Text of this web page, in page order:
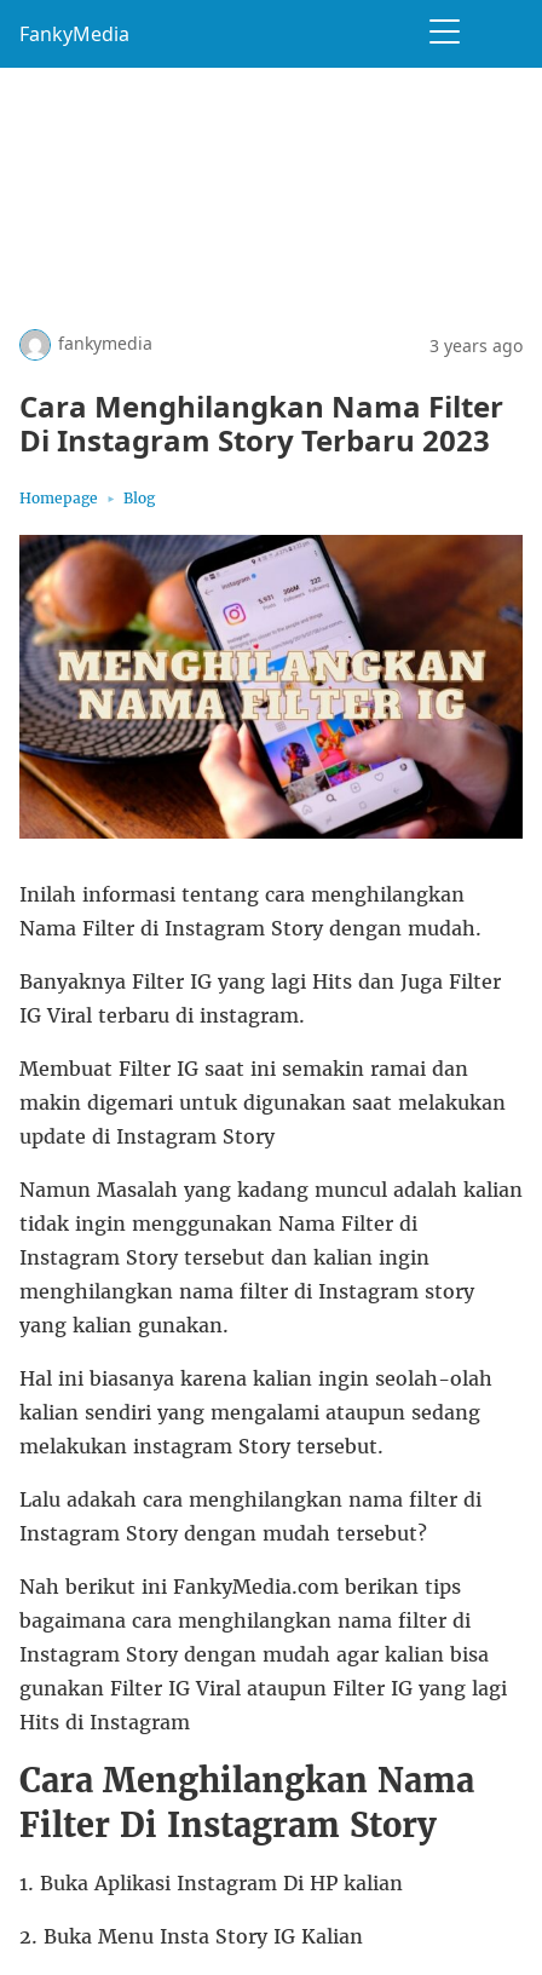
FankyMedia
fankymedia 3 years ago
Cara Menghilangkan Nama Filter
Di Instagram Story Terbaru 2023
Homepage Blog
Inilah informasi tentang cara menghilangkan
Nama Filter di Instagram Story dengan mudah.
Banyaknya Filter IG yang lagi Hits dan Juga Filter
IG Viral terbaru di instagram.
Membuat Filter IG saat ini semakin ramai dan
makin digemari untuk digunakan saat melakukan
update di Instagram Story
Namun Masalah yang kadang muncul adalah kalian
tidak ingin menggunakan Nama Filter di
Instagram Story tersebut dan kalian ingin
menghilangkan nama filter di Instagram story
yang kalian gunakan.
Hal ini biasanya karena kalian ingin seolah-olah
kalian sendiri yang mengalami ataupun sedang
melakukan instagram Story tersebut.
Lalu adakah cara menghilangkan nama filter di
Instagram Story dengan mudah tersebut?
Nah berikut ini FankyMedia.com berikan tips
bagaimana cara menghilangkan nama filter di
Instagram Story dengan mudah agar kalian bisa
gunakan Filter IG Viral ataupun Filter IG yang lagi
Hits di Instagram
Cara Menghilangkan Nama
Filter Di Instagram Story
1. Buka Aplikasi Instagram Di HP kalian
2. Buka Menu Insta Story IG Kalian